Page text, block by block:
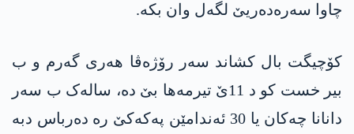
چاوا سەرەدەریێ لگەل وان بکە.
کۆچیگت بال کشاند سەر رۆژەڤا ھەری گەرم و ب
بیر خست کو د 11ێ تیرمەھا بێ دە، سالەک ب سەر
دانانا چەکان یا 30 ئەندامێن پەکەکێ رە دەرباس دبە